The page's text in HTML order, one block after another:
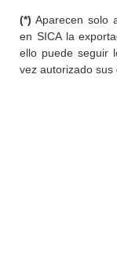
(*) Aparecen solo
en SICA la
ello puede seguir
vez autorizado